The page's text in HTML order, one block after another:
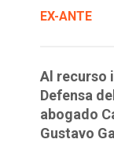
EX-ANTE
Al recurso
Defensa
abogado
Gustavo